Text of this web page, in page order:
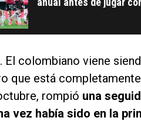
. El colombiano viene
que está
rompió una
vez había sido en la